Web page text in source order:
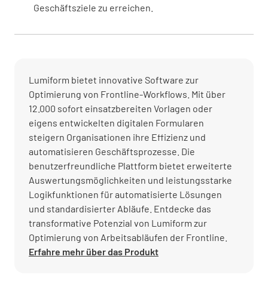
Geschäftsziele zu erreichen.
Lumiform bietet innovative Software zur
Optimierung von Frontline-Workflows. Mit über
12.000 sofort einsatzbereiten Vorlagen oder
eigens entwickelten digitalen Formularen
steigern Organisationen ihre Effizienz und
automatisieren Geschäftsprozesse. Die
benutzerfreundliche Plattform bietet erweiterte
Auswertungsmöglichkeiten und leistungsstarke
Logikfunktionen für automatisierte Lösungen
und standardisierter Abläufe. Entdecke das
transformative Potenzial von Lumiform zur
Optimierung von Arbeitsabläufen der Frontline.
Erfahre mehr über das Produkt